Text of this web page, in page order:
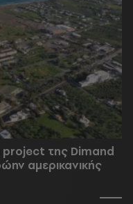
project της Dimand
αμερικανικής